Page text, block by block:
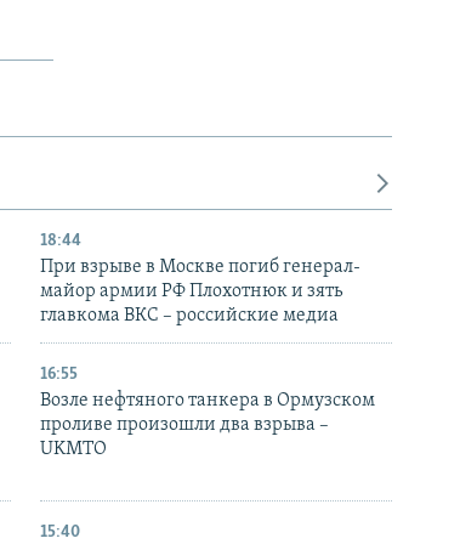
18:44
При взрыве в Москве погиб генерал-
майор армии РФ Плохотнюк и зять
главкома ВКС – российские медиа
16:55
Возле нефтяного танкера в Ормузском
проливе произошли два взрыва –
UKMTO
15:40